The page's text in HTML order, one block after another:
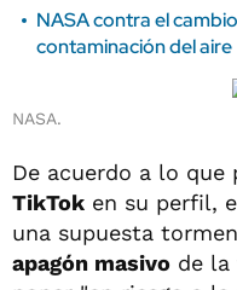
NASA contra el
contaminación del aire
NASA.
De acuerdo a lo
TikTok en su perfil,
una supuesta
apagón masivo de la